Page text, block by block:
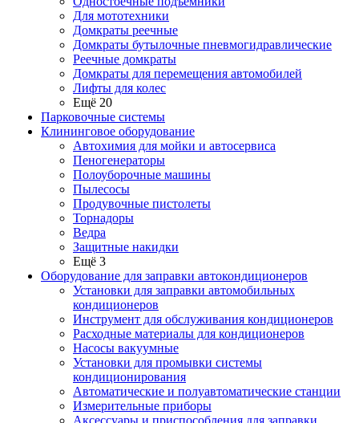
Для мототехники
Домкраты реечные
Домкраты бутылочные пневмогидравлические
Реечные домкраты
Домкраты для перемещения автомобилей
Лифты для колес
Ещё 20
Парковочные системы
Клининговое оборудование
Автохимия для мойки и автосервиса
Пеногенераторы
Полоуборочные машины
Пылесосы
Продувочные пистолеты
Торнадоры
Ведра
Защитные накидки
Ещё 3
Оборудование для заправки автокондиционеров
Установки для заправки автомобильных
кондиционеров
Инструмент для обслуживания кондиционеров
Расходные материалы для кондиционеров
Насосы вакуумные
Установки для промывки системы
кондиционирования
Автоматические и полуавтоматические станции
Измерительные приборы
Аксессуары и приспособления для заправки